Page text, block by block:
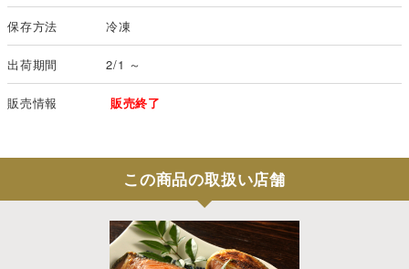
保存方法 冷凍
出荷期間 2/1 ～
販売情報 販売終了
この商品の取扱い店舗